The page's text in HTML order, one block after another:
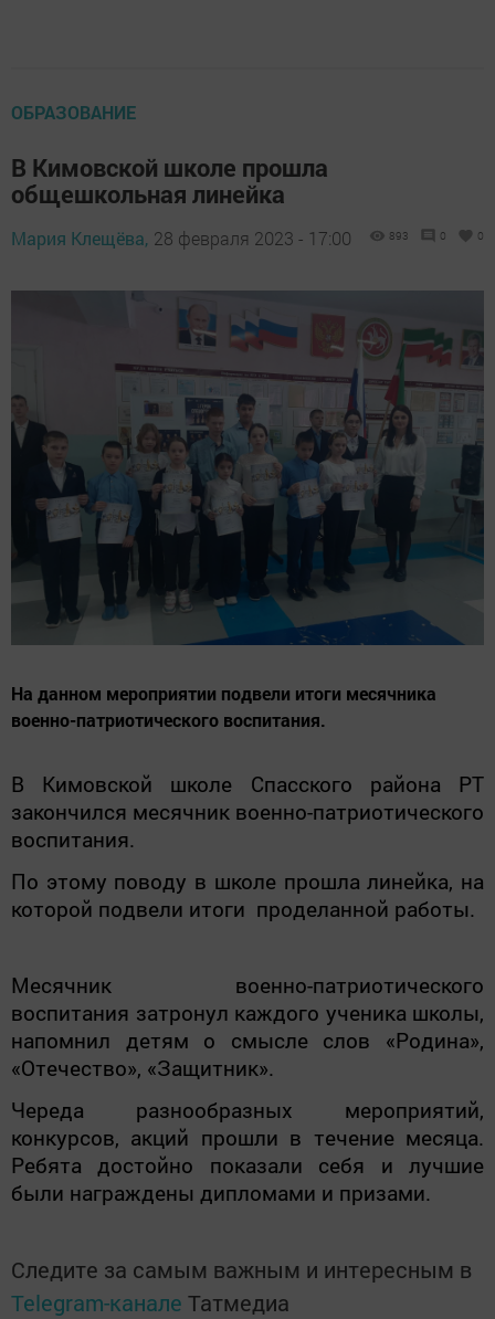
ОБРАЗОВАНИЕ
В Кимовской школе прошла
общешкольная линейка
Мария Клещёва, 28 февраля 2023 - 17:00 893 0 0
На данном мероприятии подвели итоги месячника
военно-патриотического воспитания.
В Кимовской школе Спасского района РТ
закончился месячник военно-патриотического
воспитания.
По этому поводу в школе прошла линейка, на
которой подвели итоги проделанной работы.
Месячник военно-патриотического
воспитания затронул каждого ученика школы,
напомнил детям о смысле слов «Родина»,
«Отечество», «Защитник».
Череда разнообразных мероприятий,
конкурсов, акций прошли в течение месяца.
Ребята достойно показали себя и лучшие
были награждены дипломами и призами.
Следите за самым важным и интересным в
Telegram-канале Татмедиа